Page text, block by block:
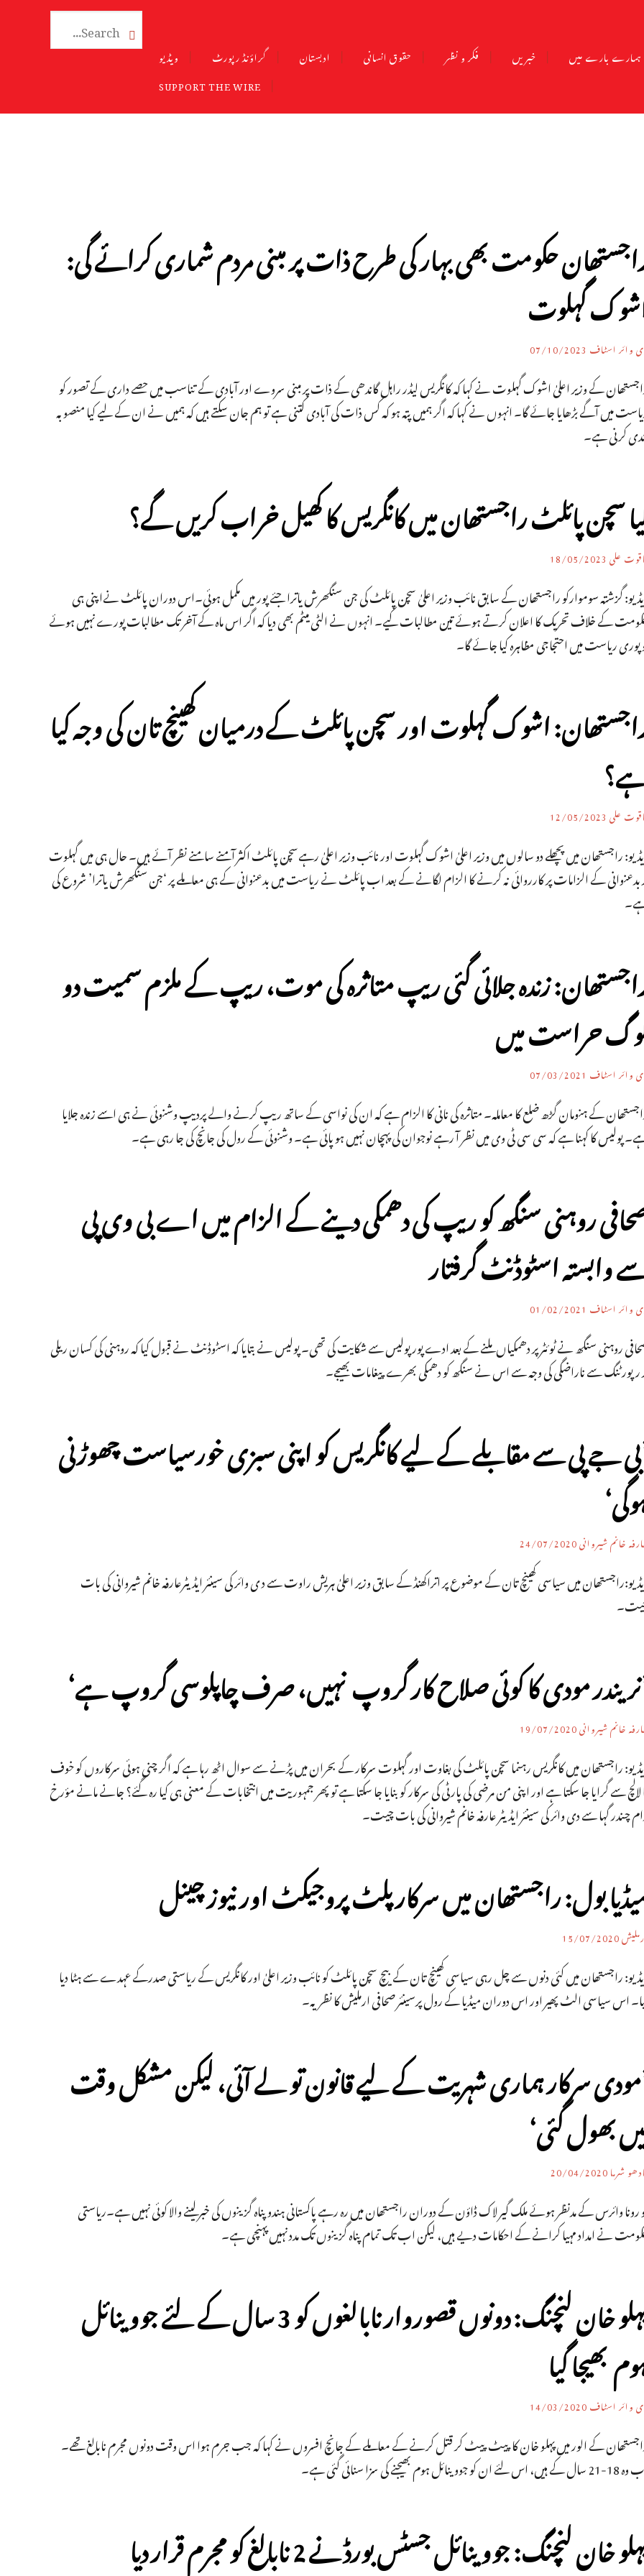
ہمارے بارے میں خبریں فکر و نظر حقوق انسانی ادبستان گراؤنڈ رپورٹ
ویڈیو
SUPPORT THE WIRE

حکومت بھی بہار کی طرح ذات پر مبنی مردم شماری کرائے گی:
گہلوت
وائر اسٹاف 07/10/2023
کے وزیر اعلیٰ اشوک گہلوت نے کہا کہ کانگریس لیڈر راہل گاندھی کے ذات پر مبنی سروے اور آبادی کے تناسب میں حصے داری کے تصور کو
میں آگے بڑھایا جائے گا۔ انہوں نے کہا کہ اگر ہمیں پتہ ہو کہ کس ذات کی آبادی کتنی ہے تو ہم جان سکتے ہیں کہ ہمیں نے ان کے لیے کیا منصوبہ
کرنی ہے۔
سچن پائلٹ راجستھان میں کانگریس کا کھیل خراب کریں گے؟
علی18/05/2023
گزشتہ سوموارکو راجستھان کے سابق نائب وزیر اعلیٰ سچن پائلٹ کی جن سنگھرش یاترا جئے پور میں مکمل ہوئی۔اس دوران پائلٹ نےاپنی ہی
کے خلاف تحریک کا اعلان کرتے ہوئے تین مطالبات کیے۔ انہوں نے الٹی میٹم بھی دیا کہ اگر اس ماہ کے آخر تک مطالبات پورے نہیں ہوئے
پوری ریاست میں احتجاجی مظاہرہ کیا جائے گا۔
اشوک گہلوت اور سچن پائلٹ کے درمیان کھینچ تان کی وجہ کیا
علی12/05/2023
راجستھان میں پچھلے دو سالوں میں وزیر اعلیٰ اشوک گہلوت اور نائب وزیر اعلیٰ رہےسچن پائلٹ اکثر آمنے سامنے نظر آئے ہیں۔ حال ہی میں گہلوت
بدعنوانی کے الزامات پر کارروائی نہ کرنے کا الزام لگانے کے بعد اب پائلٹ نے ریاست میں بدعنوانی کے ہی معاملے پر ‘جن سنگھرش یاترا’ شروع کی
زندہ جلائی گئی ریپ متاثرہ کی موت، ریپ کے ملزم سمیت دو
حراست میں
وائر اسٹاف 07/03/2021
کے ہنومان گڑھ ضلع کا معاملہ۔ متاثرہ کی نانی کا الزام ہے کہ ان کی نواسی کے ساتھ ریپ کرنے والے پردیپ وشنوئی نے ہی اسے زندہ جلایا
پولیس کا کہنا ہے کہ سی سی ٹی وی میں نظر آ رہے نوجوان کی پہچان نہیں ہو پائی ہے۔ وشنوئی کے رول کی جانچ کی جا رہی ہے۔
روہنی سنگھ کو ریپ کی دھمکی دینے کے الزام میں اے بی وی پی
وابستہ اسٹوڈنٹ گرفتار
وائر اسٹاف 01/02/2021
روہنی سنگھ نے ٹوئٹر پر دھمکیاں ملنے کے بعد ادے پور پولیس سے شکایت کی تھی۔ پولیس نے بتایا کہ اسٹوڈنٹ نے قبول کیا کہ روہنی کی کسان ریلی
رپورٹنگ سے ناراضگی کی وجہ سے اس نے سنگھ کو دھمکی بھرے پیغامات بھیجے۔
جے پی سے مقابلے کے لیے کانگریس کو اپنی سبزی خورسیاست چھوڑنی
خانم شیروانی24/07/2020
میں سیاسی کھینچ تان کے موضوع پر اتراکھنڈ کے سابق وزیر اعلیٰ ہریش راوت سے د ی وائر کی سینئر ایڈیٹرعارفہ خانم شیروانی کی بات
مودی کا کوئی صلاح کار گروپ نہیں، صرف چاپلوسی گروپ ہے‘
خانم شیروانی19/07/2020
راجستھان میں کانگریس رہنما سچن پائلٹ کی بغاوت اور گہلوت سرکار کے بحران میں پڑنے سے سوال اٹھ رہا ہے کہ اگر چنی ہوئی سرکاروں کو خوف
لالچ سے گرایا جا سکتا ہے اور اپنی من مرضی کی پارٹی کی سرکار کو بنایا جا سکتا ہے تو پھر جمہوریت میں انتخابات کے معنی ہی کیا رہ گئے؟ جانے مانے مؤرخ
چندر گہا سے دی وائر کی سینئر ایڈیٹر عارفہ خانم شیروانی کی بات چیت۔
بول: راجستھان میں سرکار پلٹ پروجیکٹ اور نیوز چینل
15/07/2020
راجستھان میں کئی دنوں سے چل رہی سیاسی کھینچ تان کے بیچ سچن پائلٹ کو نائب وزیر اعلیٰ اور کانگریس کے ریاستی صدرکے عہدے سے ہٹا دیا
اس سیاسی الٹ پھیر اور اس دوران میڈیا کے رول پرسینئر صحافی ارملیش کا نظریہ۔
سرکار ہماری شہریت کے لیے قانون تو لے آئی، لیکن مشکل وقت
بھول گئی‘
شرما20/04/2020
رونا وائرس کے مدنظر ہوئے ملک گیر لاک ڈاؤن کے دوران راجستھان میں رہ رہے پاکستانی ہندو پناہ گزینوں کی خبرلینے والا کوئی نہیں ہے۔ریاستی
نے امداد مہیا کرانے کے احکامات دیے ہیں، لیکن اب تک تمام پناہ گزینوں تک مدد نہیں پہنچی ہے۔
پہلو خان لنچنگ: دونوں قصوروار نابالغوں کو 3 سال کے لئے جووینائل
بھیجا گیا
وائر اسٹاف14/03/2020
کے الور میں پہلو خان کا پیٹ پیٹ کر قتل کرنے کے معاملے کے جانچ افسروں نے کہا کہ جب جرم ہوا اس وقت دونوں مجرم نابالغ تھے۔
لئے ان کو جووینائل ہوم بھیجنے کی سزا سنائی گئی ہے۔
خان لنچنگ: جووینائل جسٹس بورڈ نے 2 نابالغ کو مجرم قرار دیا